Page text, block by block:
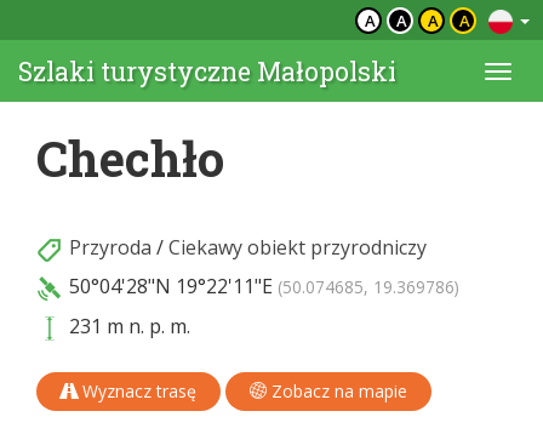
A A A A
Szlaki turystyczne Małopolski
Chechło
Przyroda /Ciekawy obiekt przyrodniczy
50°04'28"N 19°22'11"E (50.074685, 19.369786)
231 m n. p. m.
Wyznacz trasę Zobacz na mapie